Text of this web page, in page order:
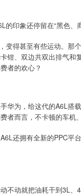
的印象还停留在“黑色、
变得甚至有些运动。那
钳、双边共双出排气和
者的欢心？
华为，给这代的A6L搭
者而言，不卡顿的车机
还拥有全新的PPC平
不动就把油耗干到3L